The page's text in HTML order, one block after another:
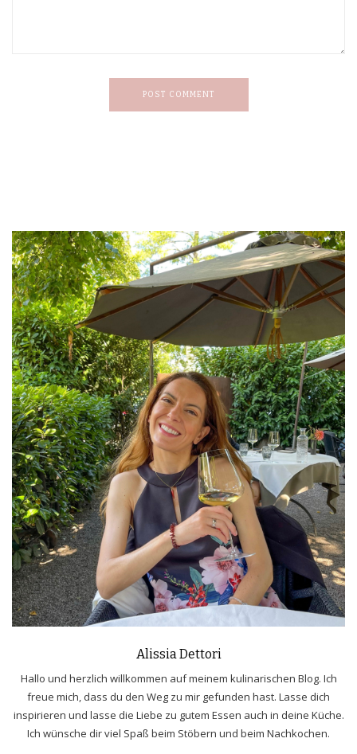
POST COMMENT
Alissia Dettori
Hallo und herzlich willkommen auf meinem kulinarischen Blog. Ich
freue mich, dass du den Weg zu mir gefunden hast. Lasse dich
inspirieren und lasse die Liebe zu gutem Essen auch in deine Küche.
Ich wünsche dir viel Spaß beim Stöbern und beim Nachkochen.